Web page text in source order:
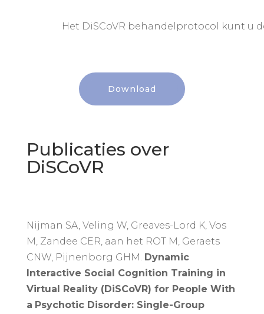
Het DiSCoVR behandelprotocol kunt u
Download
Publicaties over
DiSCoVR
Nijman SA, Veling W, Greaves-Lord K, Vos
M, Zandee CER, aan het ROT M, Geraets
CNW, Pijnenborg GHM. Dynamic
Interactive Social Cognition Training in
Virtual Reality (DiSCoVR) for People With
a Psychotic Disorder: Single-Group